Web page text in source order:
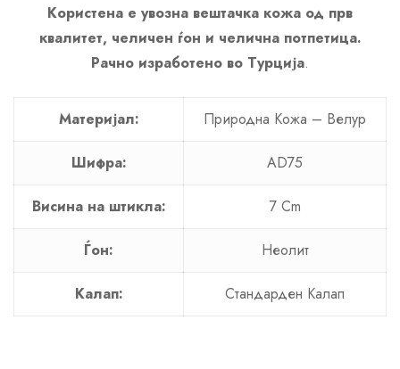
Користена е увозна вештачка кожа од прв
квалитет, челичен ѓон и челична потпетица.
Рачно изработено во Турција.
Материјал: Природна Кожа – Велур
Шифра: AD75
Висина на штикла: 7 Cm
Ѓон: Неолит
Калап: Стандарден Калап